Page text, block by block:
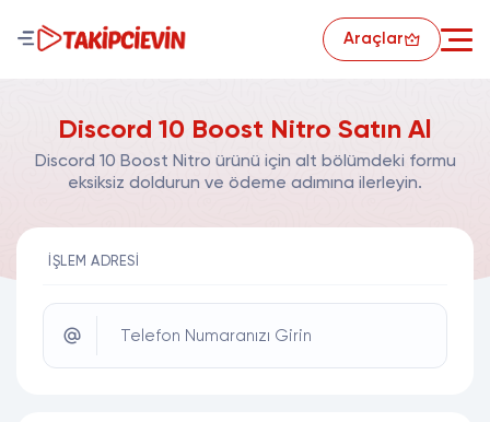
Araçlar
Discord 10 Boost Nitro Satın Al
Discord 10 Boost Nitro ürünü için alt bölümdeki formu
eksiksiz doldurun ve ödeme adımına ilerleyin.
İŞLEM ADRESI
Telefon Numaranızı Girin